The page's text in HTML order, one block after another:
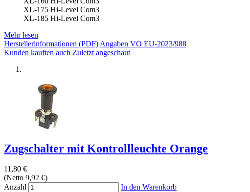
XL-175 Hi-Level Com3
XL-185 Hi-Level Com3
Mehr lesen
Herstellerinformationen (PDF) Angaben VO EU-2023/988
Kunden kauften auch Zuletzt angeschaut
Zugschalter mit Kontrollleuchte Orange
11,80 €
(Netto 9,92 €)
Anzahl
In den Warenkorb